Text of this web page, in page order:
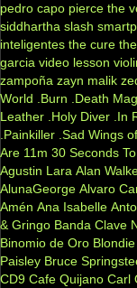
pedro capo pierce the
siddhartha slash
inteligentes the cure
garcia video lesson
zampoña zayn malik
World .Burn .Death
Leather .Holy Diver .In
.Painkiller .Sad Wings
Are 11m 30 Seconds
Agustin Lara Alan
AlunaGeorge Alvaro
Amén Ana Isabelle
& Gringo Banda Clave
Binomio de Oro Blondie
Paisley Bruce
CD9 Cafe Quijano Carl